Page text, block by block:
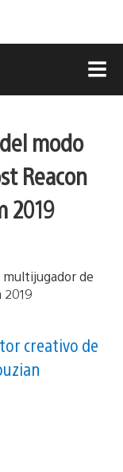
modo
Reacon
2019
creativo de